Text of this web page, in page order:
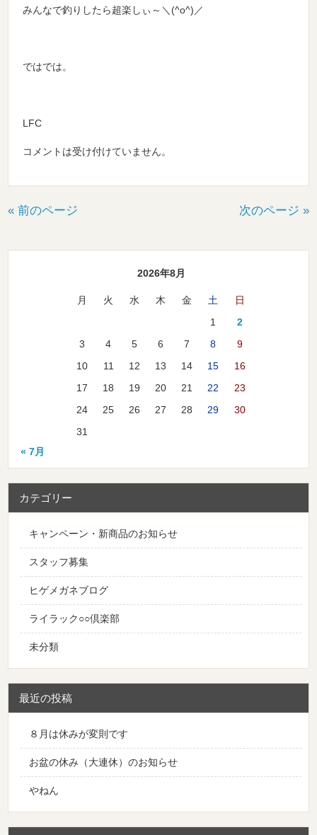
みんなで釣りしたら超楽しぃ～＼(^o^)／
ではでは。
LFC
コメントは受け付けていません。
« 前のページ 次のページ »
2026年8月
月 火 水 木 金 土
日
1
2
3
4 5 6 7 8
9
10
11 12 13 14 15
16
17
18 19 20 21 22
23
24
25 26 27 28 29
30
31
« 7月
カテゴリー
キャンペーン・新商品のお知らせ
スタッフ募集
ヒゲメガネブログ
ライラック○○倶楽部
未分類
最近の投稿
８月は休みが変則です
お盆の休み（大連休）のお知らせ
やねん